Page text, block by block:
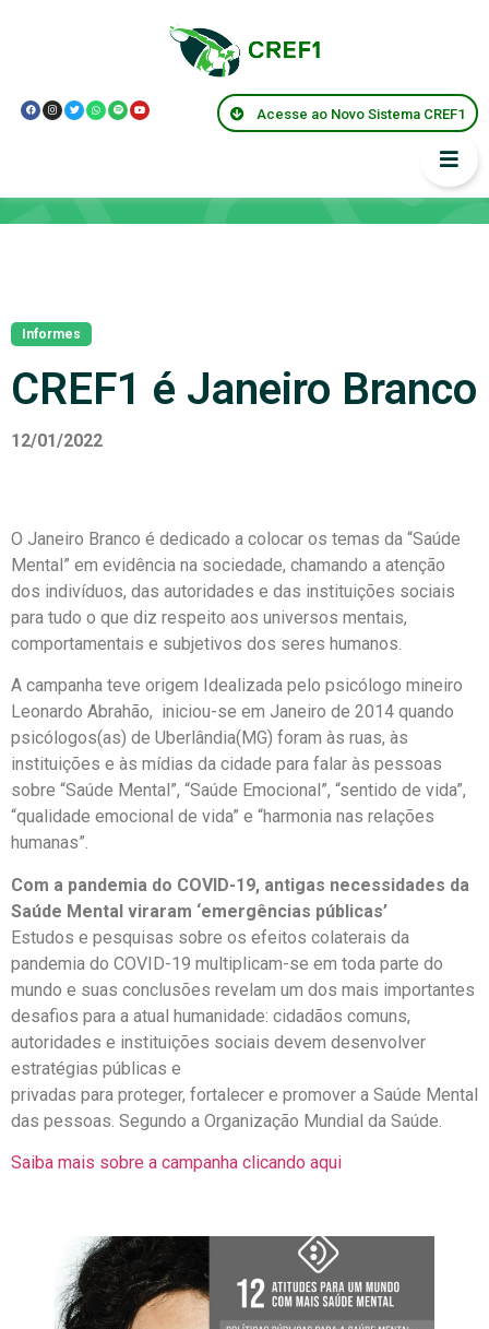
Acesse ao Novo Sistema CREF1
Informes
CREF1 é Janeiro Branco
12/01/2022
O Janeiro Branco é dedicado a colocar os temas da “Saúde
Mental” em evidência na sociedade, chamando a atenção
dos indivíduos, das autoridades e das instituições sociais
para tudo o que diz respeito aos universos mentais,
comportamentais e subjetivos dos seres humanos.
A campanha teve origem Idealizada pelo psicólogo mineiro
Leonardo Abrahão, iniciou-se em Janeiro de 2014 quando
psicólogos(as) de Uberlândia(MG) foram às ruas, às
instituições e às mídias da cidade para falar às pessoas
sobre “Saúde Mental”, “Saúde Emocional”, “sentido de vida”,
“qualidade emocional de vida” e “harmonia nas relações
humanas”.
Com a pandemia do COVID-19, antigas necessidades da
Saúde Mental viraram ‘emergências públicas’
Estudos e pesquisas sobre os efeitos colaterais da
pandemia do COVID-19 multiplicam-se em toda parte do
mundo e suas conclusões revelam um dos mais importantes
desafios para a atual humanidade: cidadãos comuns,
autoridades e instituições sociais devem desenvolver
estratégias públicas e
privadas para proteger, fortalecer e promover a Saúde Mental
das pessoas. Segundo a Organização Mundial da Saúde.
Saiba mais sobre a campanha clicando aqui